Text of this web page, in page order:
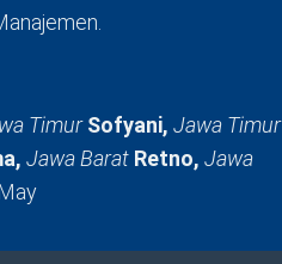
TimurSofyani, Jawa Timur
Jawa Barat Retno, Jawa